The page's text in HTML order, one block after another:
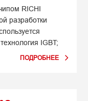
RICHI
разработки
IGBT;